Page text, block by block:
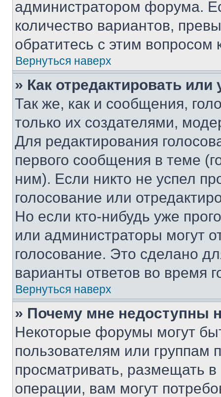
администратором форума.
количество вариантов,
обратитесь с этим вопросом
Вернуться наверх
» Как отредактировать
Так же, как и сообщения,
только их создателями,
Для редактирования
первого сообщения в теме
ним). Если никто не успел
голосование или
Но если кто-нибудь уже
или администраторы могут
голосование. Это сделано
варианты ответов во время
Вернуться наверх
» Почему мне недоступны
Некоторые форумы могут
пользователям или группам
просматривать, размещать
операции, вам могут